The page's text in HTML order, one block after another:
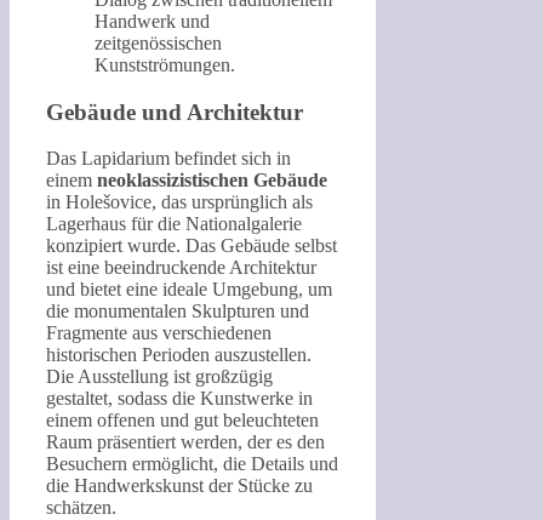
Handwerk und
zeitgenössischen
Kunstströmungen.
Gebäude und Architektur
Das Lapidarium befindet sich in
einem neoklassizistischen Gebäude
in Holešovice, das ursprünglich als
Lagerhaus für die Nationalgalerie
konzipiert wurde. Das Gebäude selbst
ist eine beeindruckende Architektur
und bietet eine ideale Umgebung, um
die monumentalen Skulpturen und
Fragmente aus verschiedenen
historischen Perioden auszustellen.
Die Ausstellung ist großzügig
gestaltet, sodass die Kunstwerke in
einem offenen und gut beleuchteten
Raum präsentiert werden, der es den
Besuchern ermöglicht, die Details und
die Handwerkskunst der Stücke zu
schätzen.